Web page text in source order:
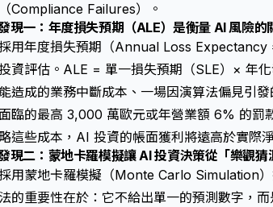
Compliance Failures）。
現一：年度損失預期（ALE）是衡量 AI 風險的
用年度損失預期（Annual Loss Expectancy
資評估。ALE = 單一損失預期（SLE）× 年
造成的業務中斷成本、一場因演算法偏見引
臨的最高 3,000 萬歐元或年營業額 6% 的罰
這些成本，AI 投資的帳面獲利將遠高於實際
現二：蒙地卡羅模擬讓 AI 投資決策從「樂觀猜
用蒙地卡羅模擬（Monte Carlo Simulation
的重要性在於：它不給出單一的預測數字，